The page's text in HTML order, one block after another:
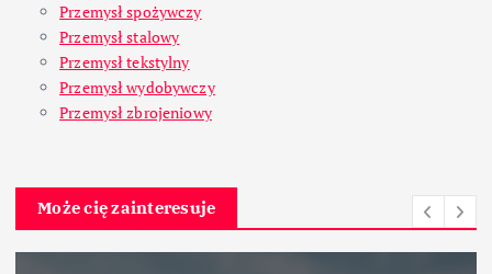
Przemysł spożywczy
Przemysł stalowy
Przemysł tekstylny
Przemysł wydobywczy
Przemysł zbrojeniowy
Może cię zainteresuje